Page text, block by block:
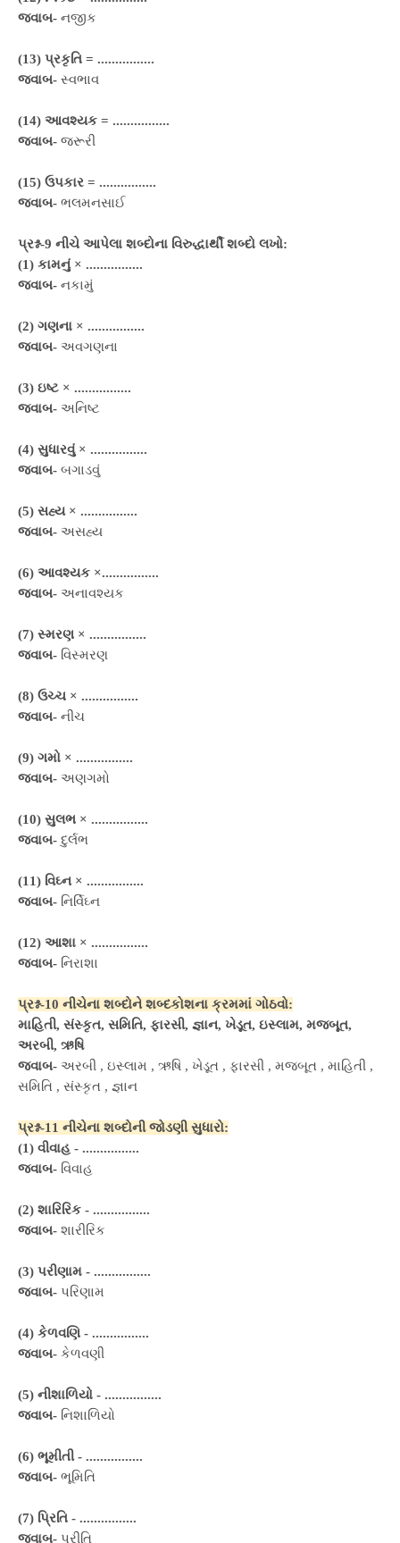
જવાબ- નજીક
(13) પ્રકૃતિ = ................
જવાબ- સ્વભાવ
(14) આવશ્યક = ................
જવાબ- જરૂરી
(15) ઉપકાર = ................
જવાબ- ભલમનસાઈ
પ્રશ્ન-9 નીચે આપેલા શબ્દોના વિરુદ્ધાર્થી શબ્દો લખો:
(1) કામનું × ................
જવાબ- નકામું
(2) ગણના × ................
જવાબ- અવગણના
(3) ઇષ્ટ × ................
જવાબ- અનિષ્ટ
(4) સુધારવું × ................
જવાબ- બગાડવું
(5) સહ્ય × ................
જવાબ- અસહ્ય
(6) આવશ્યક ×................
જવાબ- અનાવશ્યક
(7) સ્મરણ × ................
જવાબ- વિસ્મરણ
(8) ઉચ્ચ × ................
જવાબ- નીચ
(9) ગમો × ................
જવાબ- અણગમો
(10) સુલભ × ................
જવાબ- દુર્લભ
(11) વિઘ્ન × ................
જવાબ- નિર્વિઘ્ન
(12) આશા × ................
જવાબ- નિરાશા
પ્રશ્ન-10 નીચેના શબ્દોને શબ્દકોશના ક્રમમાં ગોઠવો:
માહિતી, સંસ્કૃત, સમિતિ, ફારસી, જ્ઞાન, ખેડૂત, ઇસ્લામ, મજબૂત,
અરબી, ઋષિ
જવાબ- અરબી , ઇસ્લામ , ઋષિ , ખેડૂત , ફારસી , મજબૂત , માહિતી ,
સમિતિ , સંસ્કૃત , જ્ઞાન
પ્રશ્ન-11 નીચેના શબ્દોની જોડણી સુધારો:
(1) વીવાહ - ................
જવાબ- વિવાહ
(2) શારિરિક - ................
જવાબ- શારીરિક
(3) પરીણામ - ................
જવાબ- પરિણામ
(4) કેળવણિ - ................
જવાબ- કેળવણી
(5) નીશાળિયો - ................
જવાબ- નિશાળિયો
(6) ભૂમીતી - ................
જવાબ- ભૂમિતિ
(7) પ્રિતિ - ................
જવાબ- પ્રીતિ